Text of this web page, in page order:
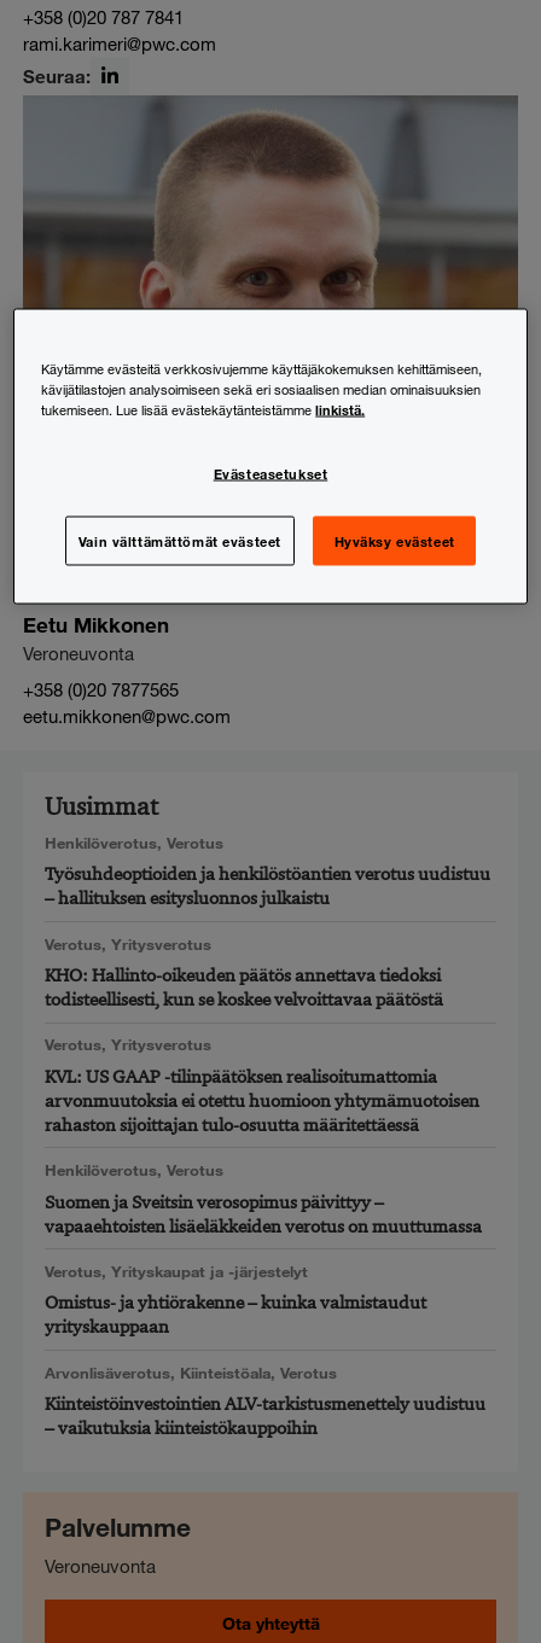
+358 (0)20 787 7841
rami.karimeri@pwc.com
Seuraa:
Eetu Mikkonen
Veroneuvonta
+358 (0)20 7877565
eetu.mikkonen@pwc.com
Uusimmat
Henkilöverotus, Verotus
Työsuhdeoptioiden ja henkilöstöantien verotus uudistuu
– hallituksen esitysluonnos julkaistu
Verotus, Yritysverotus
KHO: Hallinto-oikeuden päätös annettava tiedoksi
todisteellisesti, kun se koskee velvoittavaa päätöstä
Verotus, Yritysverotus
KVL: US GAAP -tilinpäätöksen realisoitumattomia
arvonmuutoksia ei otettu huomioon yhtymämuotoisen
rahaston sijoittajan tulo-osuutta määritettäessä
Henkilöverotus, Verotus
Suomen ja Sveitsin verosopimus päivittyy –
vapaaehtoisten lisäeläkkeiden verotus on muuttumassa
Verotus, Yrityskaupat ja -järjestelyt
Omistus- ja yhtiörakenne – kuinka valmistaudut
yrityskauppaan
Arvonlisäverotus, Kiinteistöala, Verotus
Kiinteistöinvestointien ALV-tarkistusmenettely uudistuu
– vaikutuksia kiinteistökauppoihin
Palvelumme
Veroneuvonta
Ota yhteyttä
Käytämme evästeitä verkkosivujemme käyttäjäkokemuksen kehittämiseen,
kävijätilastojen analysoimiseen sekä eri sosiaalisen median ominaisuuksien
tukemiseen. Lue lisää evästekäytänteistämmelinkistä.
Evästeasetukset
Vain välttämättömät evästeet Hyväksy evästeet